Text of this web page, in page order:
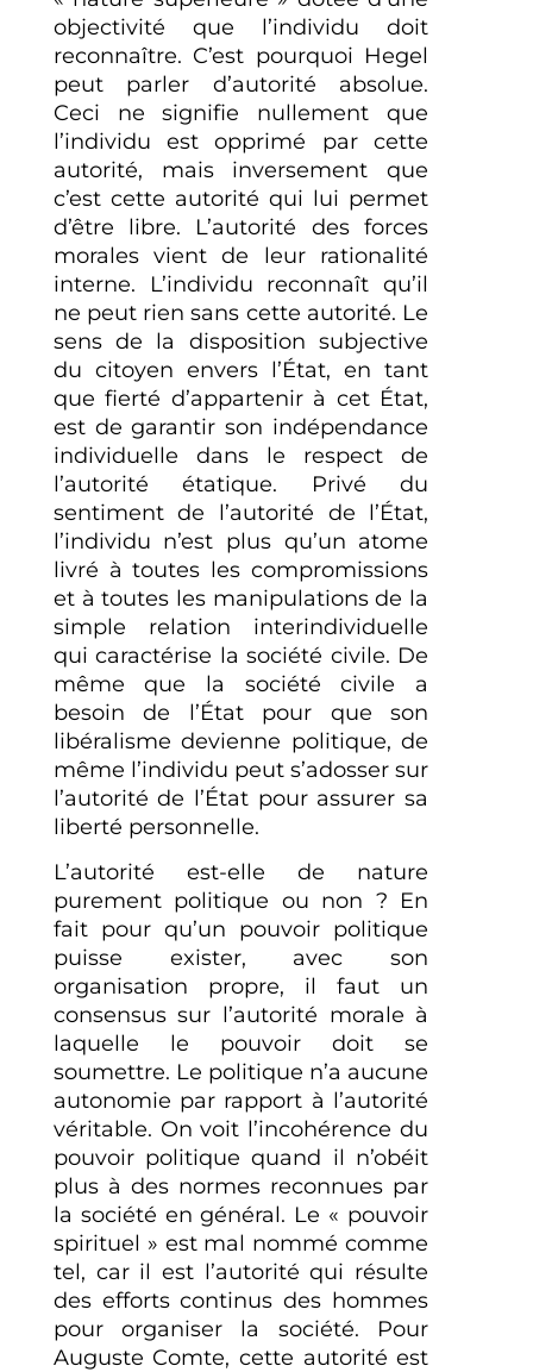
objectivité que l’individu doit
reconnaître. C’est pourquoi Hegel
peut parler d’autorité absolue.
Ceci ne signifie nullement que
l’individu est opprimé par cette
autorité, mais inversement que
c’est cette autorité qui lui permet
d’être libre. L’autorité des forces
morales vient de leur rationalité
interne. L’individu reconnaît qu’il
ne peut rien sans cette autorité. Le
sens de la disposition subjective
du citoyen envers l’État, en tant
que fierté d’appartenir à cet État,
est de garantir son indépendance
individuelle dans le respect de
l’autorité étatique. Privé du
sentiment de l’autorité de l’État,
l’individu n’est plus qu’un atome
livré à toutes les compromissions
et à toutes les manipulations de la
simple relation interindividuelle
qui caractérise la société civile. De
même que la société civile a
besoin de l’État pour que son
libéralisme devienne politique, de
même l’individu peut s’adosser sur
l’autorité de l’État pour assurer sa
liberté personnelle.
L’autorité est-elle de nature
purement politique ou non ? En
fait pour qu’un pouvoir politique
puisse exister, avec son
organisation propre, il faut un
consensus sur l’autorité morale à
laquelle le pouvoir doit se
soumettre. Le politique n’a aucune
autonomie par rapport à l’autorité
véritable. On voit l’incohérence du
pouvoir politique quand il n’obéit
plus à des normes reconnues par
la société en général. Le « pouvoir
spirituel » est mal nommé comme
tel, car il est l’autorité qui résulte
des efforts continus des hommes
pour organiser la société. Pour
Auguste Comte, cette autorité est